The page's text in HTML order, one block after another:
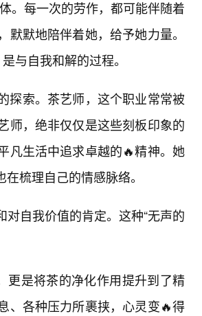
。每一次的劳作，都可能伴随着
默地陪伴着她，给予她力量。
与自我和解的过程。
探索。茶艺师，这个职业常常被
师，绝非仅仅是这些刻板印象的
凡生活中追求卓越的🔥精神。她
梳理自己的情感脉络。
自我价值的肯定。这种“无声的
更是将茶的净化作用提升到了精
、各种压力所裹挟，心灵变🔥得